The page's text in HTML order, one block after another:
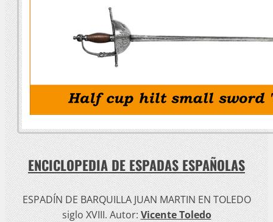
ENCICLOPEDIA DE ESPADAS ESPAÑOLAS
ESPADÍN DE BARQUILLA JUAN MARTIN EN TOLEDO
siglo XVIII. Autor:Vicente Toledo